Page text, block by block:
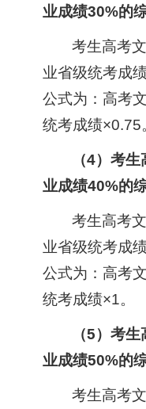
业成绩30%的
考生高考
业省级统考成
公式为：高考
统考成绩×0.75
（4）考
业成绩40%的
考生高考
业省级统考成
公式为：高考
统考成绩×1。
（5）考
业成绩50%的
考生高考